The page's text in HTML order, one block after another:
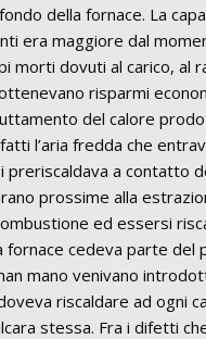
della fornace. La
era maggiore dal
morti dovuti al carico, al
risparmi
del calore
l’aria fredda che
preriscaldava a contatto
prossime alla
ed essersi
fornace cedeva parte del
mano venivano
riscaldare ad ogni
stessa. Fra i difetti